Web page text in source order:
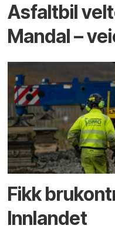
Asfaltbil
Mandal –
Fikk
Innlandet